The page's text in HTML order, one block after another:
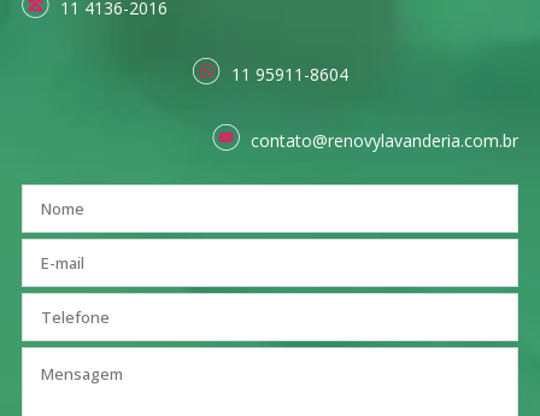
11 4136-2016
11 95911-8604
contato@renovylavanderia.com.br